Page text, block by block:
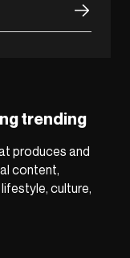
trending
produces and
content,
culture,